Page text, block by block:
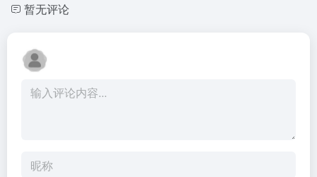
暂无评论